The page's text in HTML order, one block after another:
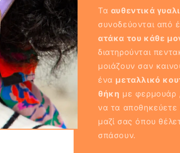
Τα αυθεντικά
συνοδεύονται από
ατάκα του κάθε
διατηρούνται
μοιάζουν σαν
ένα μεταλλικό
θήκη με φερμουάρ
να τα αποθηκεύετε
μαζί σας όπου
σπάσουν.